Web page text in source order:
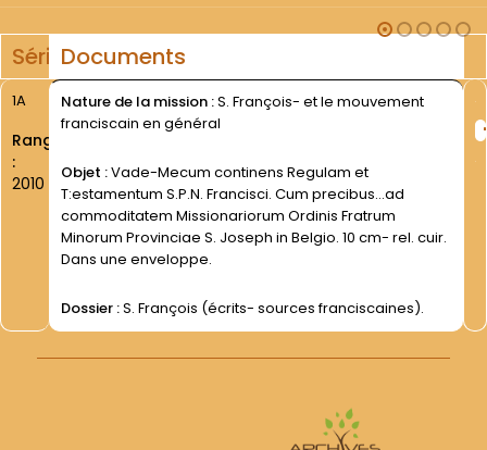
SérieDocuments
1A
Rang
:
2010
Nature de la mission :S. François- et le mouvement
franciscain en général
Objet :Vade-Mecum continens Regulam et
T:estamentum S.P.N. Francisci. Cum precibus...ad
commoditatem Missionariorum Ordinis Fratrum
Minorum Provinciae S. Joseph in Belgio. 10 cm- rel. cuir.
Dans une enveloppe.
Dossier :S. François (écrits- sources franciscaines).